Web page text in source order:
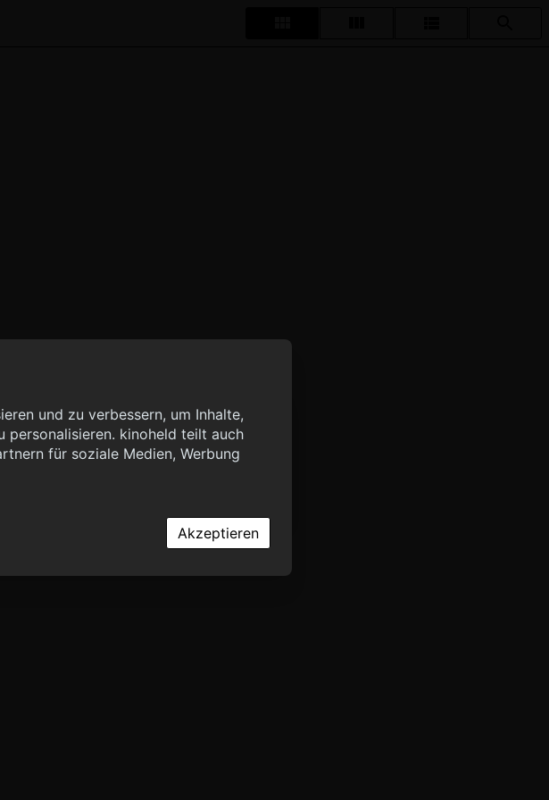
und zu verbessern, um Inhalte,
personalisieren. kinoheld teilt auch
für soziale Medien, Werbung
Akzeptieren
graphql/v1/query?lang=de",